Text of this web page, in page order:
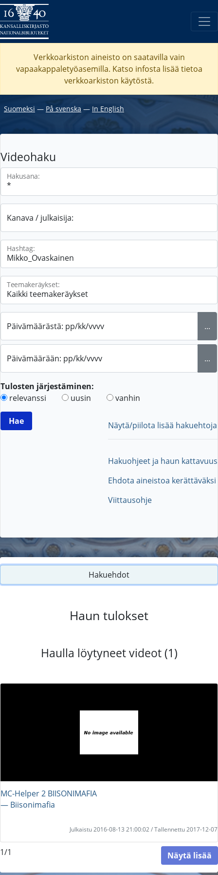
Verkkoarkiston aineisto on saatavilla vain
vapaakappaletyöasemilla. Katso infosta lisää tietoa
verkkoarkiston käytöstä.
Suomeksi ― På svenska ― In English
Videohaku
Hakusana:
Kanava / julkaisija:
Hashtag:
Teemakeräykset:
Päivämäärästä: pp/kk/vvvv ...
Päivämäärään: pp/kk/vvvv ...
Tulosten järjestäminen:
relevanssi
uusin vanhin
Näytä/piilota lisää hakuehtoja
Hakuohjeet ja haun kattavuus
Ehdota aineistoa kerättäväksi
Viittausohje
Hakuehdot
Haun tulokset
Haulla löytyneet videot (1)
MC-Helper 2 BIISONIMAFIA
― Biisonimafia
Julkaistu 2016-08-13 21:00:02 / Tallennettu 2017-12-07
1/1 Näytä lisää